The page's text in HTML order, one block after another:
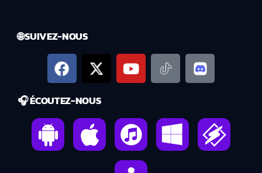
🌐 SUIVEZ-NOUS
🎧 ÉCOUTEZ-NOUS